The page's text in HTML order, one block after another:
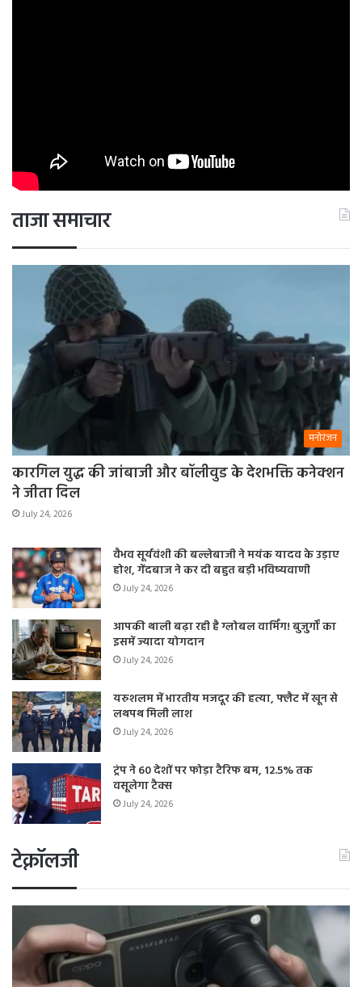
ताजा समाचार
मनोरंजन
कारगिल युद्ध की जांबाजी और बॉलीवुड के देशभक्ति कनेक्शन
ने जीता दिल
July 24, 2026
वैभव सूर्यवंशी की बल्लेबाजी ने मयंक यादव के उड़ाए
होश, गेंदबाज ने कर दी बहुत बड़ी भविष्यवाणी
July 24, 2026
आपकी थाली बढ़ा रही है ग्लोबल वार्मिंग! बुजुर्गों का
इसमें ज्यादा योगदान
July 24, 2026
यरुशलम में भारतीय मजदूर की हत्या, फ्लैट में खून से
लथपथ मिली लाश
July 24, 2026
ट्रंप ने 60 देशों पर फोड़ा टैरिफ बम, 12.5% तक
वसूलेगा टैक्स
July 24, 2026
टेक्नॉलजी